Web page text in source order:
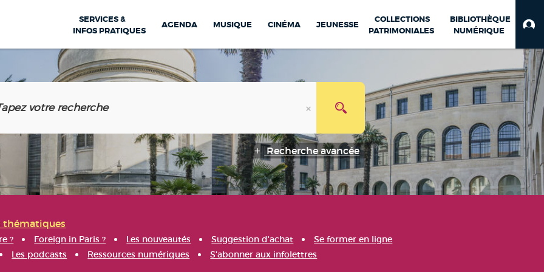
SERVICES &
INFOS PRATIQUES
AGENDA MUSIQUE CINÉMA JEUNESSE
COLLECTIONS
PATRIMONIALES
BIBLIOTHÈQUE
NUMÉRIQUE
Recherche avancée
thématiques
? Foreign in Paris ? Les nouveautés Suggestion d'achat
Se former en ligne
Les podcasts Ressources numériques S'abonner aux infolettres